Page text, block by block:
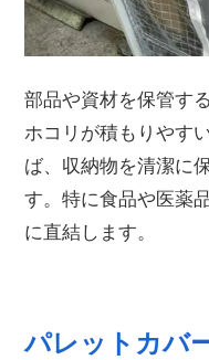
部品や資材を保管す
ホコリが積もりやす
ば、収納物を清潔に
す。特に食品や医薬
に直結します。
パレットカバ